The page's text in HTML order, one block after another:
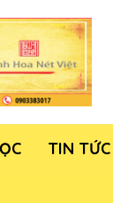
TIN TỨC